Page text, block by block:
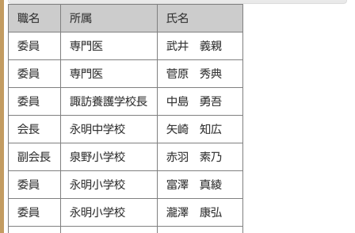
職名 所属 氏名
委員 ​専門医 武井 義親
委員 専門医 菅原 秀典
委員 諏訪養護学校長 中島 勇吾
会長 永明中学校 矢崎 知広
副会長 泉野小学校 赤羽 素乃
委員 永明小学校 富澤 真綾
委員 永明小学校 瀧澤 康弘